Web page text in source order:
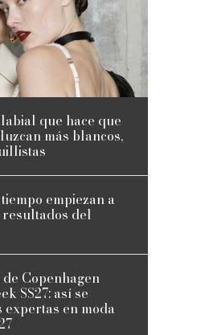
que hace que
más blancos,
empiezan a
del
Copenhagen
SS27: así se
en moda